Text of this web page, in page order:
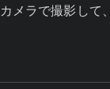
ラで撮影し